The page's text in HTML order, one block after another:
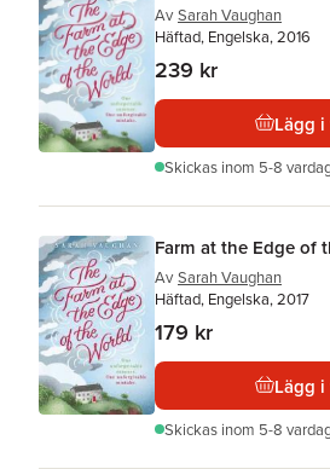
Av Sarah Vaughan
Häftad, Engelska, 2016
239 kr
Lägg i
Skickas inom 5-8
Farm at the Edge of
Av Sarah Vaughan
Häftad, Engelska, 2017
179 kr
Lägg i
Skickas inom 5-8